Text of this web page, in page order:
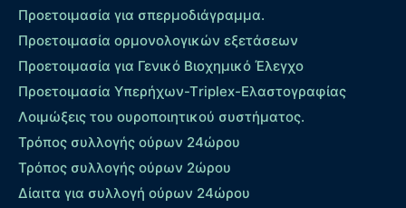
Προετοιμασία για σπερμοδιάγραμμα.
Προετοιμασία ορμονολογικών εξετάσεων
Προετοιμασία για Γενικό Βιοχημικό Έλεγχο
Προετοιμασία Υπερήχων-Τriplex-Ελαστογραφίας
Λοιμώξεις του ουροποιητικού συστήματος.
Τρόπος συλλογής ούρων 24ώρου
Τρόπος συλλογής ούρων 2ώρου
Δίαιτα για συλλογή ούρων 24ώρου